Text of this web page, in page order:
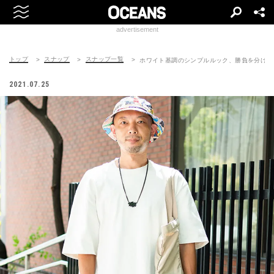
advertisement
トップ スナップ スナップ一覧 ホワイト基調のシンプルルック、勝負を分け
2021.07.25